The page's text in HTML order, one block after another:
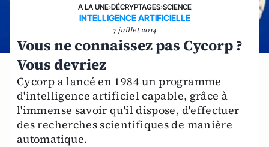
A LA UNE›DÉCRYPTAGES›SCIENCE
INTELLIGENCE ARTIFICIELLE
7 juillet 2014
Vous ne connaissez pas Cycorp ?
Vous devriez
Cycorp a lancé en 1984 un programme
d'intelligence artificiel capable, grâce à
l'immense savoir qu'il dispose, d'effectuer
des recherches scientifiques de manière
automatique.